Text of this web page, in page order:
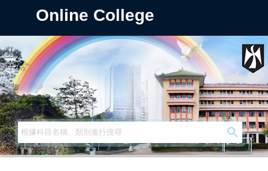
Online College